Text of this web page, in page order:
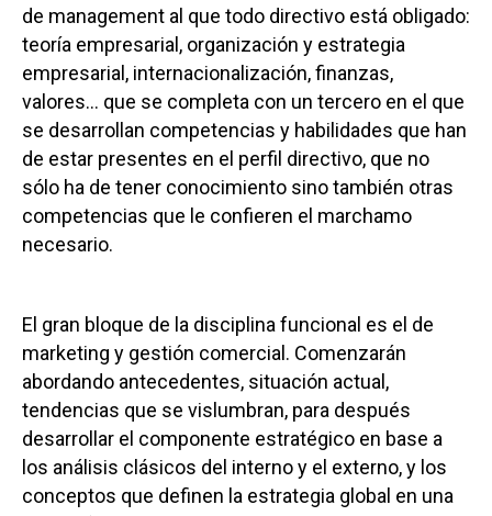
de management al que todo directivo está obligado:
teoría empresarial, organización y estrategia
empresarial, internacionalización, finanzas,
valores… que se completa con un tercero en el que
se desarrollan competencias y habilidades que han
de estar presentes en el perfil directivo, que no
sólo ha de tener conocimiento sino también otras
competencias que le confieren el marchamo
necesario.
El gran bloque de la disciplina funcional es el de
marketing y gestión comercial. Comenzarán
abordando antecedentes, situación actual,
tendencias que se vislumbran, para después
desarrollar el componente estratégico en base a
los análisis clásicos del interno y el externo, y los
conceptos que definen la estrategia global en una